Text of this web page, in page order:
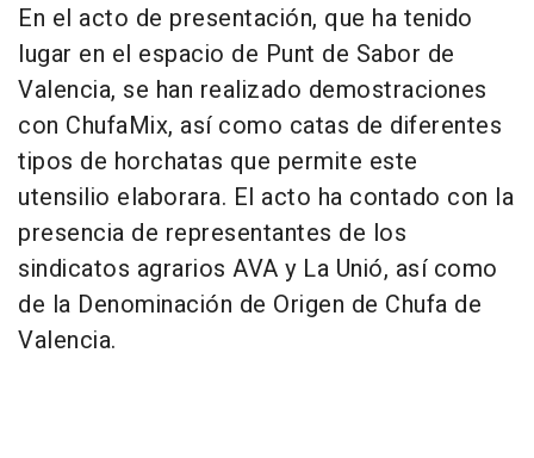
En el acto de presentación, que ha tenido
lugar en el espacio de Punt de Sabor de
Valencia, se han realizado demostraciones
con ChufaMix, así como catas de diferentes
tipos de horchatas que permite este
utensilio elaborara. El acto ha contado con la
presencia de representantes de los
sindicatos agrarios AVA y La Unió, así como
de la Denominación de Origen de Chufa de
Valencia.